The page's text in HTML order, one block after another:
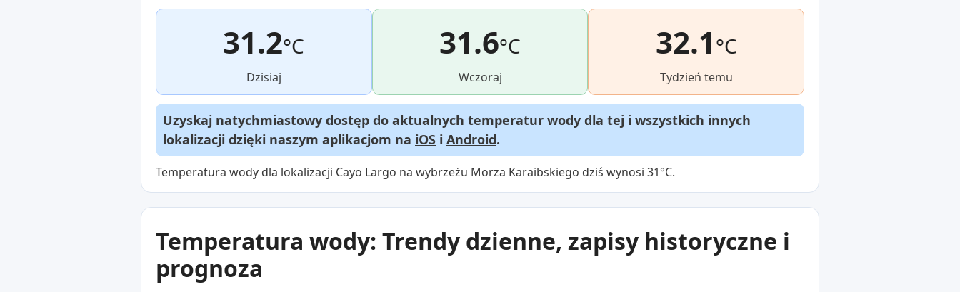
31.2°C
Dzisiaj
31.6°C
Wczoraj
32.1°C
Tydzień temu
Uzyskaj natychmiastowy dostęp do aktualnych temperatur wody dla tej i wszystkich innych
lokalizacji dzięki naszym aplikacjom na iOS i Android.
Temperatura wody dla lokalizacji Cayo Largo na wybrzeżu Morza Karaibskiego dziś wynosi 31°C.
Temperatura wody: Trendy dzienne, zapisy historyczne i
prognoza